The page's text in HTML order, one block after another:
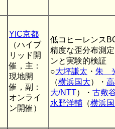
YIC京都
（ハイブ
リッド開
催，主：
現地開
催，副：
オンライ
ン開催）
低コヒーレンス
精度な歪分布測
ンと実験的検証
○大坪謙太 ・ 朱
（横浜国大）・
大/NTT）・ 古敷
水野洋輔 （横浜